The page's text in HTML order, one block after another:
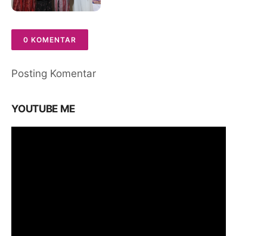
0 KOMENTAR
Posting Komentar
YOUTUBE ME